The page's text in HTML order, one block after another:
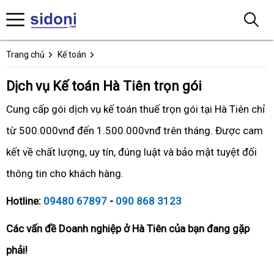
Trang chủ Kế toán
Dịch vụ Kế toán Hà Tiên trọn gói
Cung cấp gói dịch vụ kế toán thuế trọn gói tại Hà Tiên chỉ
từ 500.000vnđ đến 1.500.000vnđ trên tháng. Được cam
kết về chất lượng, uy tín, đúng luật và bảo mật tuyệt đối
thông tin cho khách hàng.
Hotline: 09480 67897 - 090 868 3123
Các vấn đề Doanh nghiệp ở Hà Tiên của bạn đang gặp
phải!